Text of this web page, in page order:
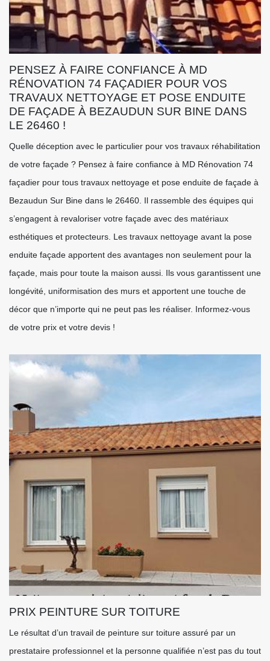
PENSEZ À FAIRE CONFIANCE À MD
RÉNOVATION 74 FAÇADIER POUR VOS
TRAVAUX NETTOYAGE ET POSE ENDUITE
DE FAÇADE À BEZAUDUN SUR BINE DANS
LE 26460 !
Quelle déception avec le particulier pour vos travaux réhabilitation
de votre façade ? Pensez à faire confiance à MD Rénovation 74
façadier pour tous travaux nettoyage et pose enduite de façade à
Bezaudun Sur Bine dans le 26460. Il rassemble des équipes qui
s’engagent à revaloriser votre façade avec des matériaux
esthétiques et protecteurs. Les travaux nettoyage avant la pose
enduite façade apportent des avantages non seulement pour la
façade, mais pour toute la maison aussi. Ils vous garantissent une
longévité, uniformisation des murs et apportent une touche de
décor que n’importe qui ne peut pas les réaliser. Informez-vous
de votre prix et votre devis !
PRIX PEINTURE SUR TOITURE
Le résultat d’un travail de peinture sur toiture assuré par un
prestataire professionnel et la personne qualifiée n’est pas du tout